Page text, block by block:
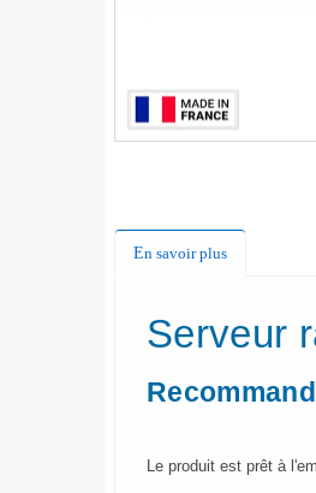
En savoir plus
Serveur
Le produit est prêt à